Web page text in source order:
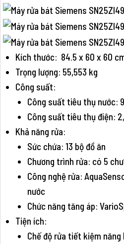
Kích thước: 84.5 x 60 x 60
Trọng lượng: 55,553 kg
Công suất:
Công suất tiêu thụ nước:
Công suất tiêu thụ điện:
Khả năng rửa:
Sức chứa: 13 bộ đồ ăn
Chương trình rửa: có 5
Công nghệ rửa:
nước
Chức năng tăng áp:
Tiện ích:
Chế độ rửa tiết kiệm